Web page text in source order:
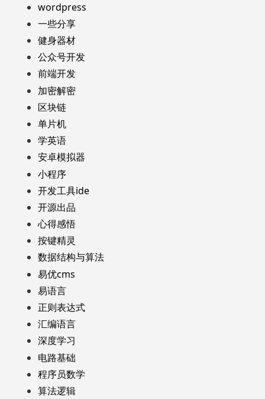
wordpress
一些分享
健身器材
公众号开发
前端开发
加密解密
区块链
单片机
学英语
安卓模拟器
小程序
开发工具ide
开源出品
心得感悟
按键精灵
数据结构与算法
易优cms
易语言
正则表达式
汇编语言
深度学习
电路基础
程序员数学
算法逻辑